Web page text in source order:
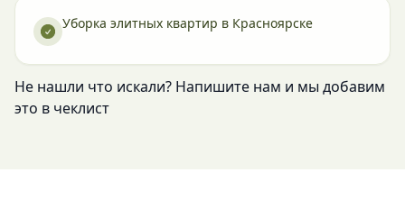
Уборка элитных квартир в Красноярске
Не нашли что искали? Напишите нам и мы добавим
это в чеклист